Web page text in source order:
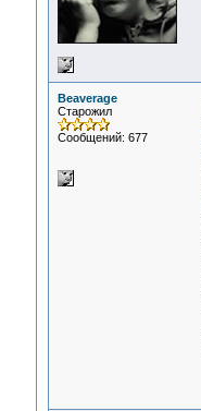
Beaverage
Старожил
Сообщений: 677